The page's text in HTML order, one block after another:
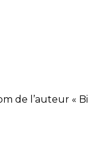
de l’auteur «